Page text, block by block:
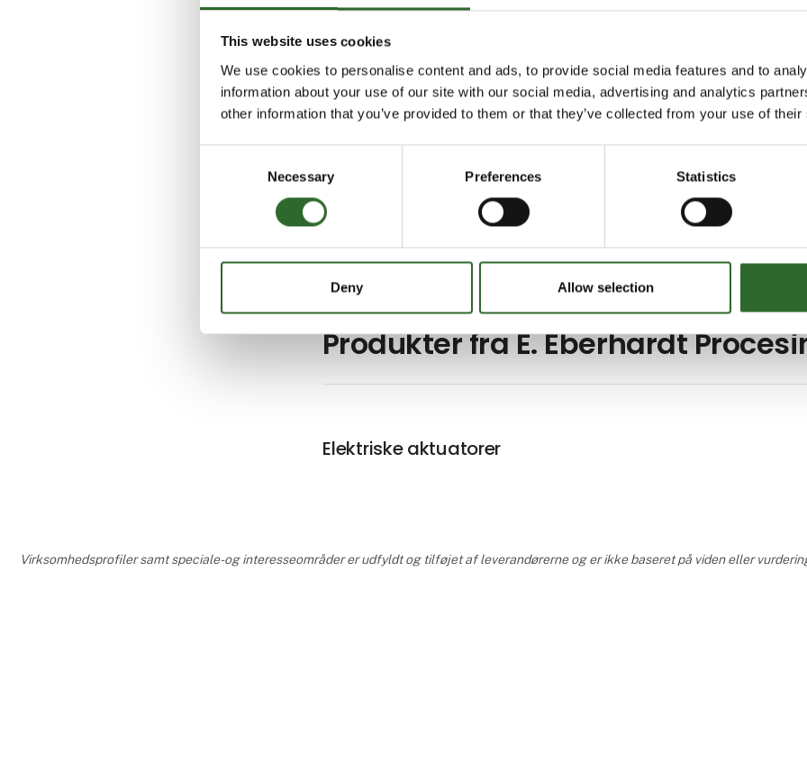
This website uses cookies
We use cookies to personalise content and ads, to provide social media features and to
information about your use of our site with our social media, advertising and analytics
other information that you’ve provided to them or that they’ve collected from your use of
Necessary Preferences Statistics
Deny Allow selection
Produkter fra E. Eberhardt
Elektriske aktuatorer
Virksomhedsprofiler samt speciale- og interesseområder er udfyldt og tilføjet af leverandørerne og er ikke baseret på viden eller